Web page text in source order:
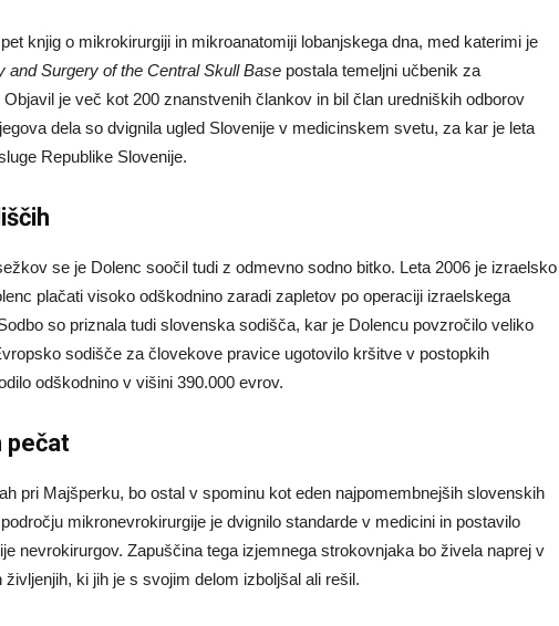
knjig o mikrokirurgiji in mikroanatomiji lobanjskega dna, med katerimi je
and Surgery of the Central Skull Base postala temeljni učbenik za
je več kot 200 znanstvenih člankov in bil član uredniških odborov
dela so dvignila ugled Slovenije v medicinskem svetu, za kar je leta
Republike Slovenije.
se je Dolenc soočil tudi z odmevno sodno bitko. Leta 2006 je izraelsko
plačati visoko odškodnino zaradi zapletov po operaciji izraelskega
so priznala tudi slovenska sodišča, kar je Dolencu povzročilo veliko
sodišče za človekove pravice ugotovilo kršitve v postopkih
odškodnino v višini 390.000 evrov.
pečat
pri Majšperku, bo ostal v spominu kot eden najpomembnejših slovenskih
mikronevrokirurgije je dvignilo standarde v medicini in postavilo
nevrokirurgov. Zapuščina tega izjemnega strokovnjaka bo živela naprej v
ki jih je s svojim delom izboljšal ali rešil.